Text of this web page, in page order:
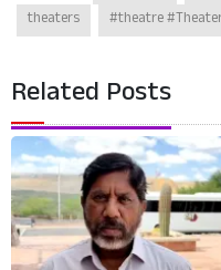
theaters
#theatre
Related Posts